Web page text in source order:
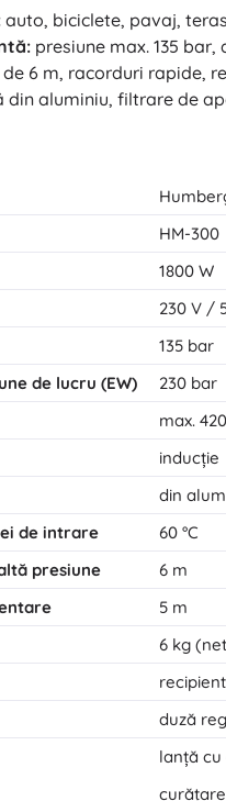
auto, biciclete, pavaj,
presiune max. 135
6 m, racorduri rapide,
din aluminiu, filtrare de
HM-300
1800 W
230 V /
135 bar
de lucru (EW)
230 bar
max.
inducție
din
de intrare
60 °C
presiune
6 m
5 m
6 kg
duză
lanță cu